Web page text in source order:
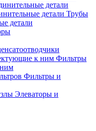
детали
Трубы
детали
Фильтры
Фильтры и
Элеваторы и